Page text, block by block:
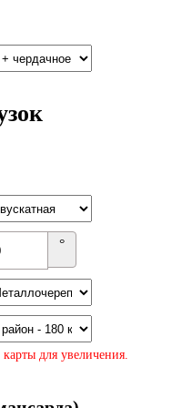
°
для увеличения.